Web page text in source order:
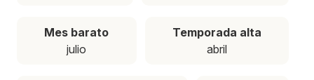
Mes barato
julio
Temporada alta
abril